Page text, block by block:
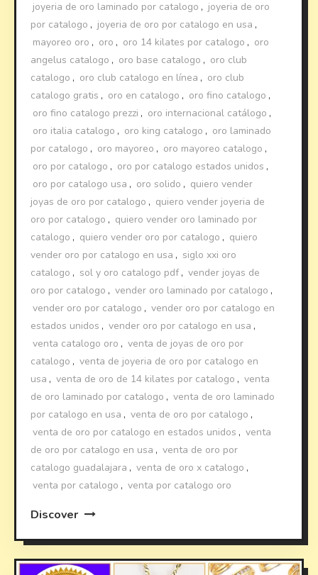
joyeria de oro laminado por catalogo , joyeria de oro
por catalogo , joyeria de oro por catalogo en usa ,
mayoreo oro , oro , oro 14 kilates por catalogo , oro
angelus catalogo , oro base catalogo , oro club
catalogo , oro club catalogo en línea , oro club
catalogo gratis , oro en catalogo , oro fino catalogo ,
oro fino catalogo prezzi , oro internacional catálogo ,
oro italia catalogo , oro king catalogo , oro laminado
por catalogo , oro mayoreo , oro mayoreo catalogo ,
oro por catalogo , oro por catalogo estados unidos ,
oro por catalogo usa , oro solido , quiero vender
joyas de oro por catalogo , quiero vender joyeria de
oro por catalogo , quiero vender oro laminado por
catalogo , quiero vender oro por catalogo , quiero
vender oro por catalogo en usa , siglo xxi oro
catalogo , sol y oro catalogo pdf , vender joyas de
oro por catalogo , vender oro laminado por catalogo ,
vender oro por catalogo , vender oro por catalogo en
estados unidos , vender oro por catalogo en usa ,
venta catalogo oro , venta de joyas de oro por
catalogo , venta de joyeria de oro por catalogo en
usa , venta de oro de 14 kilates por catalogo , venta
de oro laminado por catalogo , venta de oro laminado
por catalogo en usa , venta de oro por catalogo ,
venta de oro por catalogo en estados unidos , venta
de oro por catalogo en usa , venta de oro por
catalogo guadalajara , venta de oro x catalogo ,
venta por catalogo , venta por catalogo oro
Discover